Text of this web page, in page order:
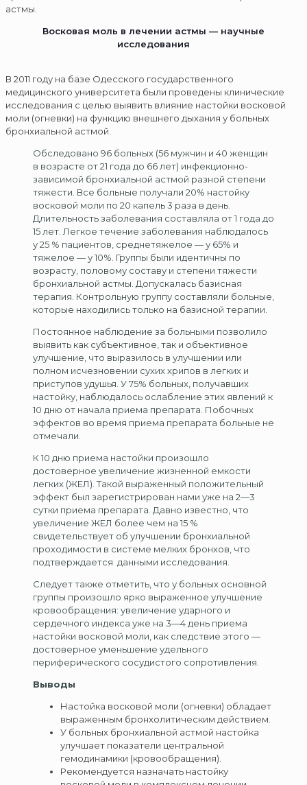
астмы.
Восковая моль в лечении астмы — научные
исследования
В 2011 году на базе Одесского государственного
медицинского университета были проведены клинические
исследования с целью выявить влияние настойки восковой
моли (огневки) на функцию внешнего дыхания у больных
бронхиальной астмой.
Обследовано 96 больных (56 мужчин и 40 женщин
в возрасте от 21 года до 66 лет) инфекционно-
зависимой бронхиальной астмой разной степени
тяжести. Все больные получали 20% настойку
восковой моли по 20 капель 3 раза в день.
Длительность заболевания составляла от 1 года до
15 лет. Легкое течение заболевания наблюдалось
у 25 % пациентов, среднетяжелое — у 65% и
тяжелое — у 10%. Группы были идентичны по
возрасту, половому составу и степени тяжести
бронхиальной астмы. Допускалась базисная
терапия. Контрольную группу составляли больные,
которые находились только на базисной терапии.
Постоянное наблюдение за больными позволило
выявить как субъективное, так и объективное
улучшение, что выразилось в улучшении или
полном исчезновении сухих хрипов в легких и
приступов удушья. У 75% больных, получавших
настойку, наблюдалось ослабление этих явлений к
10 дню от начала приема препарата. Побочных
эффектов во время приема препарата больные не
отмечали.
К 10 дню приема настойки произошло
достоверное увеличение жизненной емкости
легких (ЖЕЛ). Такой выраженный положительный
эффект был зарегистрирован нами уже на 2—3
сутки приема препарата. Давно известно, что
увеличение ЖЕЛ более чем на 15 %
свидетельствует об улучшении бронхиальной
проходимости в системе мелких бронхов, что
подтверждается данными исследования.
Следует также отметить, что у больных основной
группы произошло ярко выраженное улучшение
кровообращения: увеличение ударного и
сердечного индекса уже на 3—4 день приема
настойки восковой моли, как следствие этого —
достоверное уменьшение удельного
периферического сосудистого сопротивления.
Выводы
Настойка восковой моли (огневки) обладает
выраженным бронхолитическим действием.
У больных бронхиальной астмой настойка
улучшает показатели центральной
гемодинамики (кровообращения).
Рекомендуется назначать настойку